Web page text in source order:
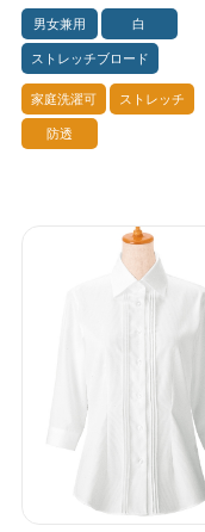
男女兼用 白
ストレッチブロード
家庭洗濯可 ストレッチ
防透